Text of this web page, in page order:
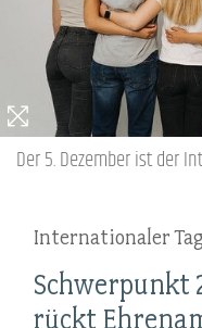
Der 5. Dezember ist der
Internationaler
Schwerpunkt
rückt